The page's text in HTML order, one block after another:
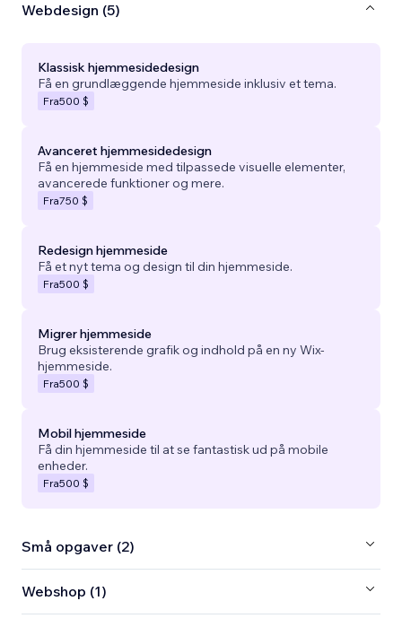
Webdesign (5)
Klassisk hjemmesidedesign
Få en grundlæggende hjemmeside inklusiv et tema.
Fra500 $
Avanceret hjemmesidedesign
Få en hjemmeside med tilpassede visuelle elementer,
avancerede funktioner og mere.
Fra750 $
Redesign hjemmeside
Få et nyt tema og design til din hjemmeside.
Fra500 $
Migrer hjemmeside
Brug eksisterende grafik og indhold på en ny Wix-
hjemmeside.
Fra500 $
Mobil hjemmeside
Få din hjemmeside til at se fantastisk ud på mobile
enheder.
Fra500 $
Små opgaver (2)
Webshop (1)